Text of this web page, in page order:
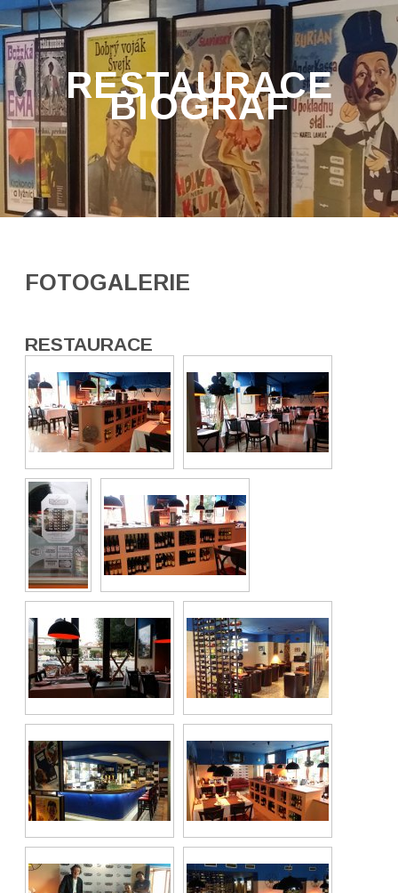
RESTAURACE
BIOGRAF
FOTOGALERIE
RESTAURACE